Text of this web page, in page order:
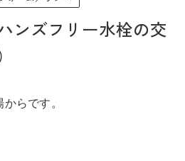
ンズフリー水栓の交
らです。